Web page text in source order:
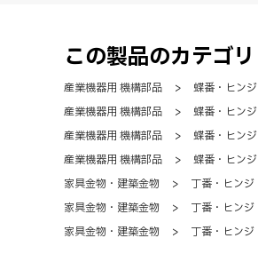
この製品のカテゴリ
産業機器用 機構部品 > 蝶番・ヒンジ
産業機器用 機構部品
> 蝶番・ヒンジ
産業機器用 機構部品
> 蝶番・ヒンジ
産業機器用 機構部品
> 蝶番・ヒンジ
家具金物・建築金物
> 丁番・ヒンジ
家具金物・建築金物
> 丁番・ヒンジ
家具金物・建築金物
> 丁番・ヒンジ